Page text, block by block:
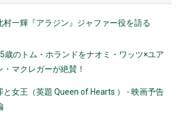
村一輝『アラジン』ジャファー役を語る
歳のトム・ホランドをナオミ・ワッツ×ユア
・マクレガーが絶賛！
と女王（英題 Queen of Hearts ） - 映画予告